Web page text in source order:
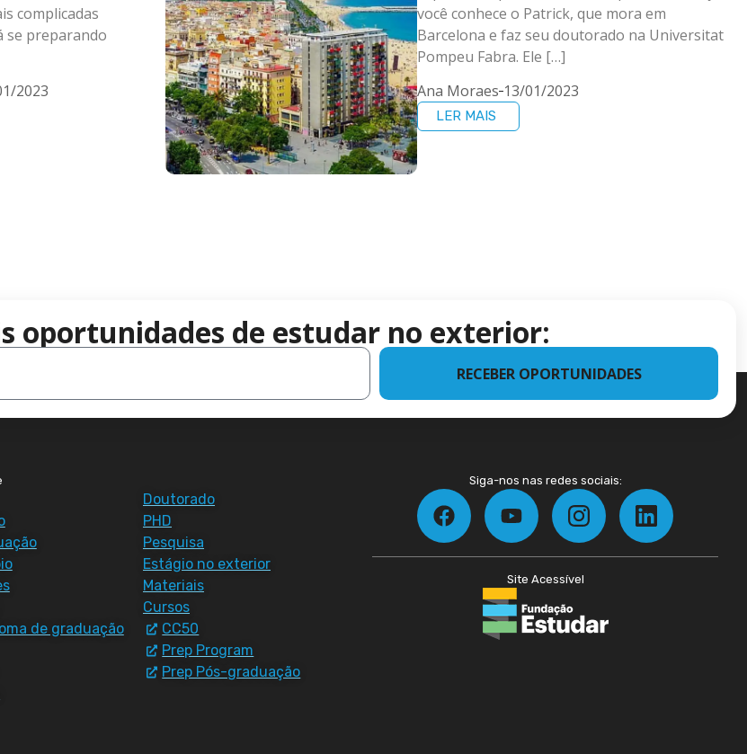
complicadas
se preparando
2023
você conhece o Patrick, que mora em
Barcelona e faz seu doutorado na Universitat
Pompeu Fabra. Ele […]
Ana Moraes 13/01/2023
LER MAIS
oportunidades de estudar no exterior:
RECEBER OPORTUNIDADES
de graduação
Doutorado
PHD
Pesquisa
Estágio no exterior
Materiais
Cursos
CC50
Prep Program
Prep Pós-graduação
Siga-nos nas redes sociais:
Site Acessível